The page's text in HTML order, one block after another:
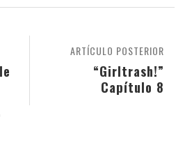
ARTÍCULO POSTERIOR
“Girltrash!”
Capítulo 8